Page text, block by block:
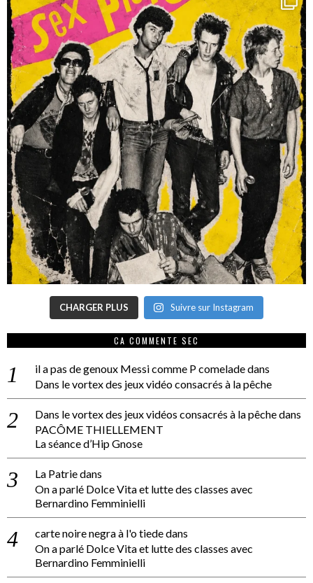
CHARGER PLUS Suivre sur Instagram
CA COMMENTE SEC
il a pas de genoux Messi comme P comeladedans
Dans le vortex des jeux vidéo consacrés à la pêche
Dans le vortex des jeux vidéos consacrés à la pêchedans
PACÔME THIELLEMENT
La séance d’Hip Gnose
La Patriedans
On a parlé Dolce Vita et lutte des classes avec
Bernardino Femminielli
carte noire negra à l'o tiededans
On a parlé Dolce Vita et lutte des classes avec
Bernardino Femminielli